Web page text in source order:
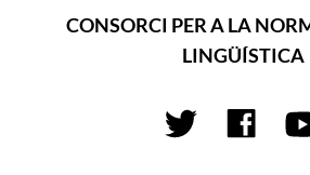
CONSORCI PER A LA
LINGÜÍSTICA